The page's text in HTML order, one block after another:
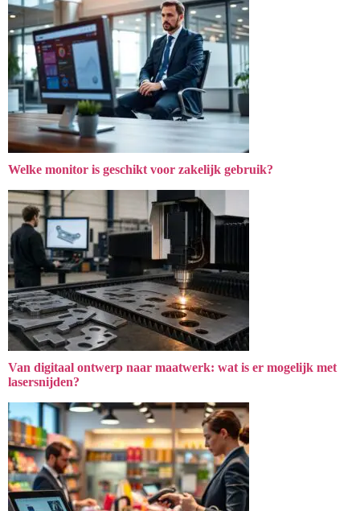
Welke monitor is geschikt voor zakelijk gebruik?
Van digitaal ontwerp naar maatwerk: wat is er mogelijk met
lasersnijden?